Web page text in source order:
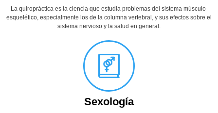
La quiropráctica es la ciencia que estudia problemas del sistema músculo-
esquelético, especialmente los de la columna vertebral, y sus efectos sobre el
sistema nervioso y la salud en general.
Sexología